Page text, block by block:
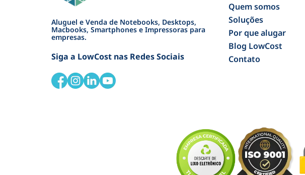
Aluguel e Venda de Notebooks, Desktops,
Macbooks, Smartphones e Impressoras para
empresas.
Siga a LowCost nas Redes Sociais
Quem somos
Soluções
Por que alugar
Blog LowCost
Contato